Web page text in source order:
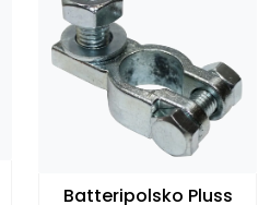
Batteripolsko Pluss